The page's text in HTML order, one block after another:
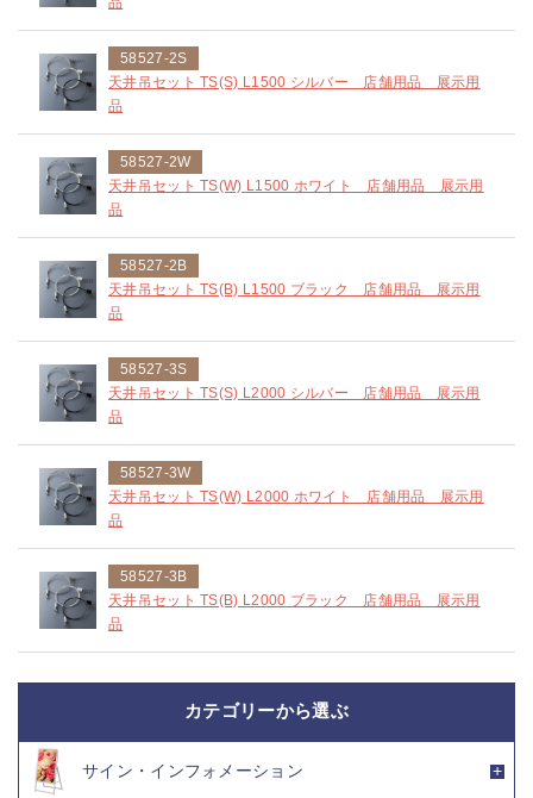
58527-2S
天井吊セット TS(S) L1500 シルバー 店舗用品 展示用
品
58527-2W
天井吊セット TS(W) L1500 ホワイト 店舗用品 展示用
品
58527-2B
天井吊セット TS(B) L1500 ブラック 店舗用品 展示用
品
58527-3S
天井吊セット TS(S) L2000 シルバー 店舗用品 展示用
品
58527-3W
天井吊セット TS(W) L2000 ホワイト 店舗用品 展示用
品
58527-3B
天井吊セット TS(B) L2000 ブラック 店舗用品 展示用
品
カテゴリーから選ぶ
サイン・インフォメーション